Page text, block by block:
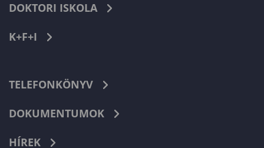
DOKTORI ISKOLA
K+F+I
TELEFONKÖNYV
DOKUMENTUMOK
HÍREK